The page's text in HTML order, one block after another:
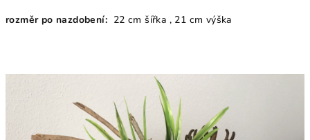
rozměr po nazdobení: 22 cm šířka , 21 cm výška